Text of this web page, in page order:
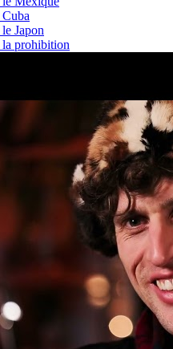
Japon
prohibition